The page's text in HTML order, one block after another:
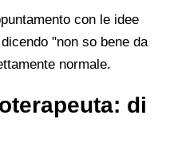
con le idee
"non so bene da
normale.
di